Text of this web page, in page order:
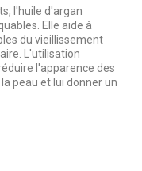
l'huile d'argan
Elle aide à
du vieillissement
L'utilisation
l'apparence des
peau et lui donner un